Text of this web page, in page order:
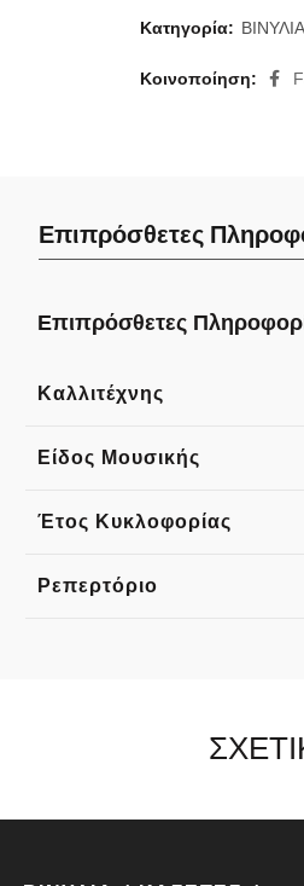
Κατηγορία: ΒΙΝΥΛΙΑ
Κοινοποίηση
Επιπρόσθετες
Επιπρόσθετες
Καλλιτέχνης
Είδος Μουσικής
Έτος Κυκλοφορίας
Ρεπερτόριο